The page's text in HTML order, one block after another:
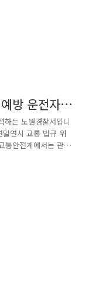
방 운전자
하는 노원경찰서입니
연시 교통 법규 위
통안전계에서는 관
소 등을 방문하여
일 시행되는 우회전